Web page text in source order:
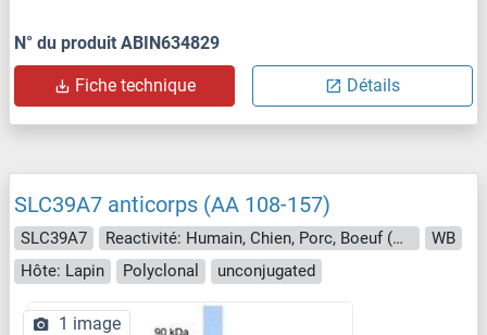
N° du produit ABIN634829
Fiche technique Détails
SLC39A7 anticorps (AA 108-157)
SLC39A7 Reactivité: Humain, Chien, Porc, Boeuf (Vache), Cheval, Lapin, Mouton
WB
Hôte: Lapin
Polyclonal unconjugated
1 image